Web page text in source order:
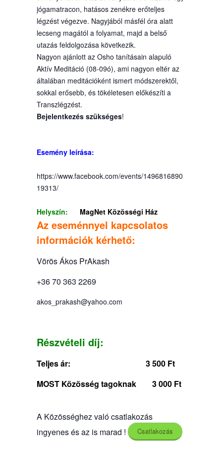
jógamatracon, hatásos zenékre erőteljes
légzést végezve. Nagyjából másfél óra alatt
lecseng magától a folyamat, majd a belső
utazás feldolgozása következik.
Nagyon ajánlott az Osho tanításain alapuló
Aktív Meditáció (08-09ó), ami nagyon eltér az
általában meditációként ismert módszerektől,
sokkal erősebb, és tökéletesen előkészíti a
Transzlégzést.
Bejelentkezés szükséges!
Esemény leírása:
https://www.facebook.com/events/1496816890
19313/
Helyszín: MagNet Közösségi Ház
Az eseménnyel kapcsolatos
információk kérhető:
Vörös Ákos PrAkash
+36 70 363 2269
akos_prakash@yahoo.com
Részvételi díj:
Teljes ár:
3 500 Ft
MOST Közösség tagoknak 3 000 Ft
A Közösséghez való csatlakozás
ingyenes és az is marad !
Csatlakozás